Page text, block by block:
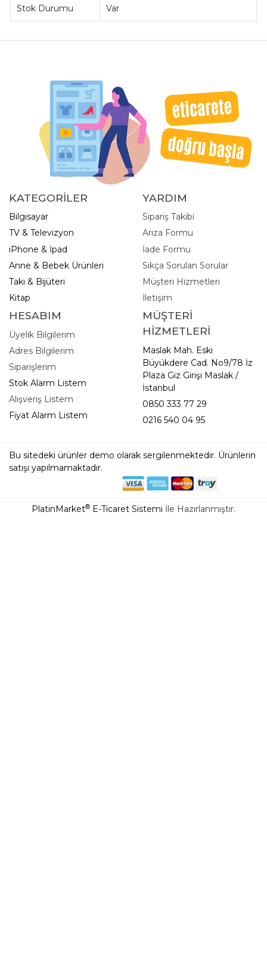
Stok Durumu Var
KATEGORİLER
Bilgisayar
TV & Televizyon
iPhone & İpad
Anne & Bebek Ürünleri
Takı & Bijüteri
Kitap
YARDIM
Sipariş Takibi
Arıza Formu
İade Formu
Sıkça Sorulan Sorular
Müşteri Hizmetleri
İletişim
HESABIM
Üyelik Bilgilerim
Adres Bilgilerim
Siparişlerim
Stok Alarm Listem
Alışveriş Listem
Fiyat Alarm Listem
MÜŞTERİ
HİZMETLERİ
Maslak Mah. Eski
Büyükdere Cad. No9/78 İz
Plaza Giz Girişi Maslak /
İstanbul
0850 333 77 29
0216 540 04 95
Bu sitedeki ürünler demo olarak sergilenmektedir. Ürünlerin
satışı yapılmamaktadır.
PlatinMarket® E-Ticaret Sistemi İle Hazırlanmıştır.